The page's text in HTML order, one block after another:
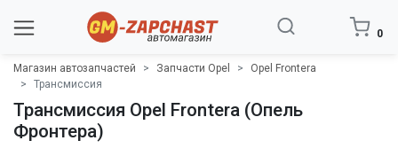
0
Магазин автозапчастей Запчасти Opel
Opel Frontera
Трансмиcсия
Трансмиcсия Opel Frontera (Опель
Фронтера)